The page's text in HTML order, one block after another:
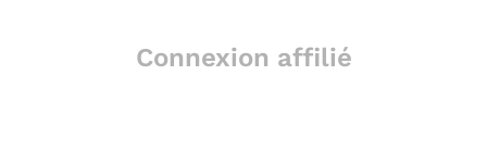
Connexion affilié